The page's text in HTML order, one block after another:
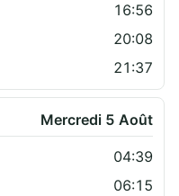
16:56
20:08
21:37
Mercredi 5 Août
04:39
06:15